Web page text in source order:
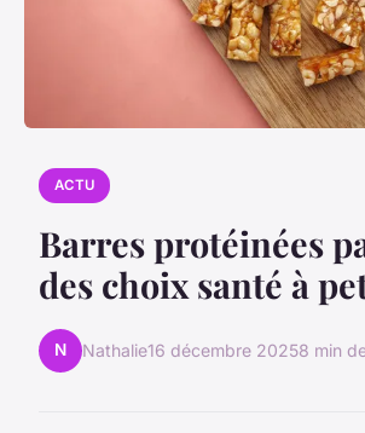
ACTU
Barres protéinées
des choix santé à
N Nathalie16 décembre 20258 min